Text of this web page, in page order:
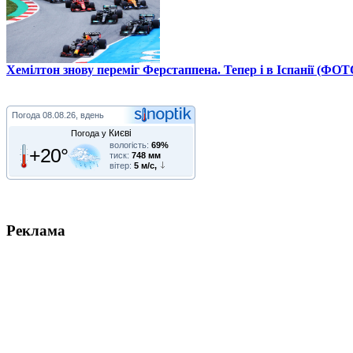
Хемілтон знову переміг Ферстаппена. Тепер і в Іспанії
Погода 08.08.26, вдень
Погода у Києві
+20° вологість: 69%
тиск: 748 мм
вітер: 5 м/с,
Реклама